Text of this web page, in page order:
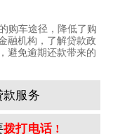
购车途径，降低了购
融机构，了解贷款政
避免逾期还款带来的
款服务
拨打电话 !